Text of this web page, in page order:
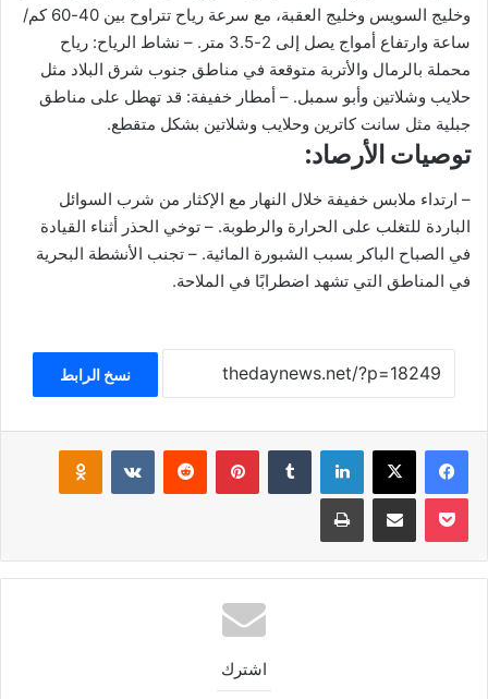
وخليج السويس وخليج العقبة، مع سرعة رياح تتراوح بين 40-60 كم/
ساعة وارتفاع أمواج يصل إلى 2-3.5 متر. – نشاط الرياح: رياح
محملة بالرمال والأتربة متوقعة في مناطق جنوب شرق البلاد مثل
حلايب وشلاتين وأبو سمبل. – أمطار خفيفة: قد تهطل على مناطق
جبلية مثل سانت كاترين وحلايب وشلاتين بشكل متقطع.
توصيات الأرصاد:
– ارتداء ملابس خفيفة خلال النهار مع الإكثار من شرب السوائل
الباردة للتغلب على الحرارة والرطوبة. – توخي الحذر أثناء القيادة
في الصباح الباكر بسبب الشبورة المائية. – تجنب الأنشطة البحرية
في المناطق التي تشهد اضطرابًا في الملاحة.
نسخ الرابط
فيسبوك ‫X لينكدإن بينتيريست
‫Pocket مشاركة عبر البريد طباعة
اشترك